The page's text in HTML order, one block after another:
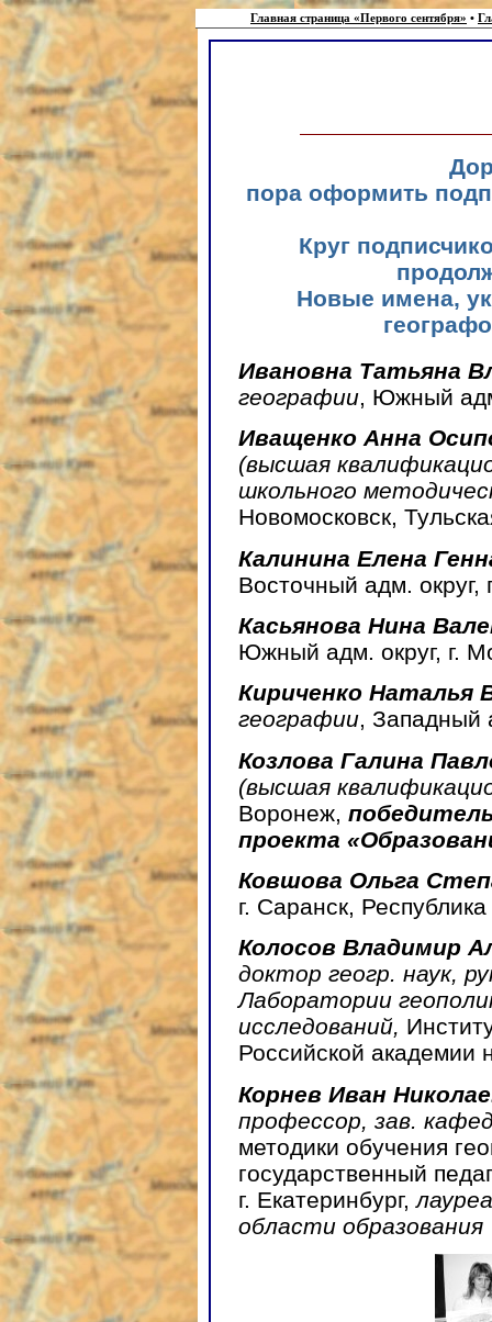
Главная страница «Первого сентября» •
пора оформить
Круг
Новые имена,
Ивановна Татьяна
географии, Южный
Иващенко Анна
(высшая
школьного
Новомосковск,
Калинина Елена
Восточный адм. округ,
Касьянова Нина
Южный адм. округ, г.
Кириченко Наталья
географии, Западный
Козлова Галина
(высшая
Воронеж,
проекта
Ковшова Ольга
г. Саранск,
Колосов Владимир
доктор геогр. наук,
Лаборатории
исследований,
Российской академии
Корнев Иван
профессор, зав.
методики обучения
государственный
г. Екатеринбург,
области образования